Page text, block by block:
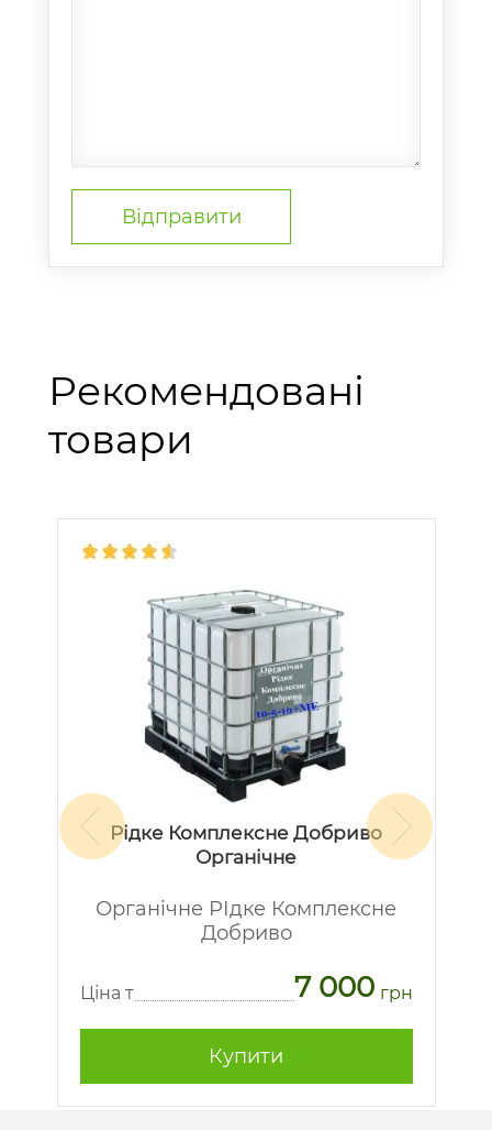
Рекомендовані
товари
Рідке Комплексне Добриво
Органічне
Органічне РІдке Комплексне
Добриво
Ціна т 7 000 грн
Купити